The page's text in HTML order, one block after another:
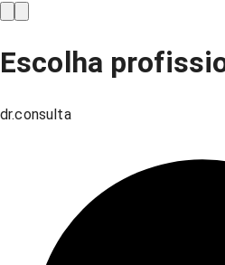
Escolha
dr.consulta